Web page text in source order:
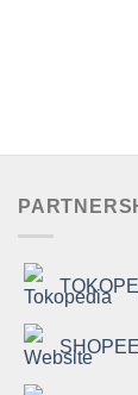
SHOPEE